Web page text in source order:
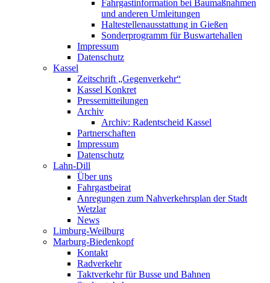
Fahrgastinformation bei Baumaßnahmen
und anderen Umleitungen
Haltestellenausstattung in Gießen
Sonderprogramm für Buswartehallen
Impressum
Datenschutz
Kassel
Zeitschrift „Gegenverkehr“
Kassel Konkret
Pressemitteilungen
Archiv
Archiv: Radentscheid Kassel
Partnerschaften
Impressum
Datenschutz
Lahn-Dill
Über uns
Fahrgastbeirat
Anregungen zum Nahverkehrsplan der Stadt
Wetzlar
News
Limburg-Weilburg
Marburg-Biedenkopf
Kontakt
Radverkehr
Taktverkehr für Busse und Bahnen